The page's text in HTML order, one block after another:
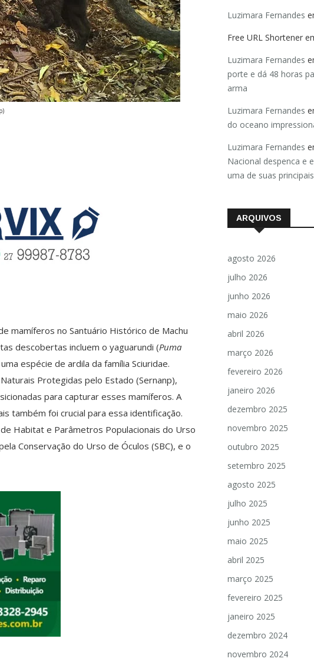
mamíferos no Santuário Histórico de Machu
descobertas incluem o yaguarundi (Puma
espécie de ardila da família Sciuridae.
Protegidas pelo Estado (Sernanp),
para capturar esses mamíferos. A
também foi crucial para essa identificação.
Habitat e Parâmetros Populacionais do Urso
Conservação do Urso de Óculos (SBC), e o
Luzimara Fernandes
Free URL Shortener
Luzimara Fernandes
porte e dá 48 horas
arma
Luzimara Fernandes
do oceano
Luzimara Fernandes
Nacional despenca e
uma de suas
ARQUIVOS
agosto 2026
julho 2026
junho 2026
maio 2026
abril 2026
março 2026
fevereiro 2026
janeiro 2026
dezembro 2025
novembro 2025
outubro 2025
setembro 2025
agosto 2025
julho 2025
junho 2025
maio 2025
abril 2025
março 2025
fevereiro 2025
janeiro 2025
dezembro 2024
novembro 2024